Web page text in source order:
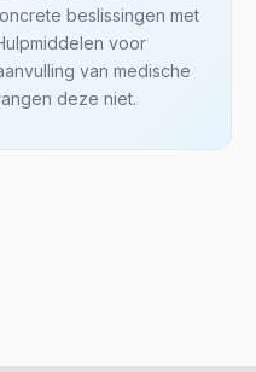
beslissingen met
voor
van medische
deze niet.